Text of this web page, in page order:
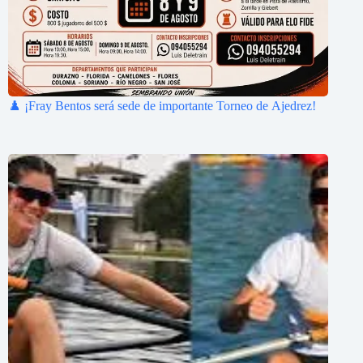
♟️ ¡Fray Bentos será sede de importante Torneo de Ajedrez!